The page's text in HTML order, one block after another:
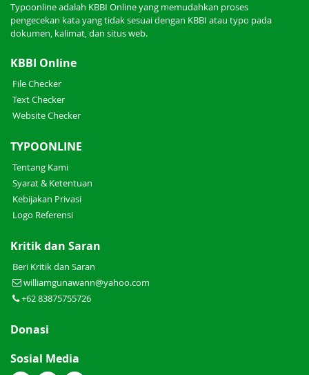
Typoonline adalah KBBI Online yang memudahkan proses
pengecekan kata yang tidak sesuai dengan KBBI atau typo pada
dokumen, kalimat, dan situs web.
KBBI Online
File Checker
Text Checker
Website Checker
TYPOONLINE
Tentang Kami
Syarat & Ketentuan
Kebijakan Privasi
Logo Referensi
Kritik dan Saran
Beri Kritik dan Saran
williamgunawann@yahoo.com
+62 83875755726
Donasi
Sosial Media